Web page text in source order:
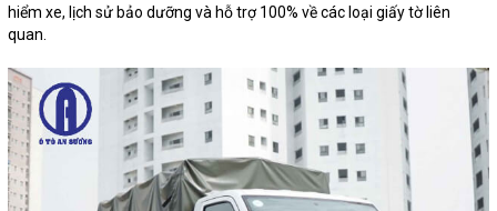
hiểm xe, lịch sử bảo dưỡng và hỗ trợ 100% về các loại giấy tờ liên
quan.